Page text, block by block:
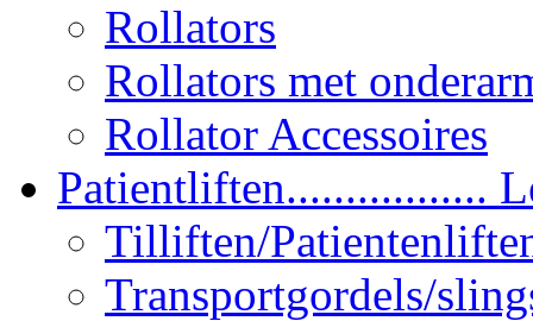
Rollators
Rollators met
Rollator Accessoires
Patientliften.................
Tilliften/
Transportgordels/